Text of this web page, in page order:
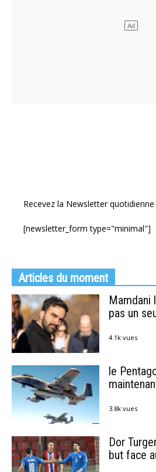
Recevez la Newsletter
[newsletter_form type="minimal"]
Articles du moment
Mamdani
pas un
4.1k vues
le
3.8k vues
Dor
but face